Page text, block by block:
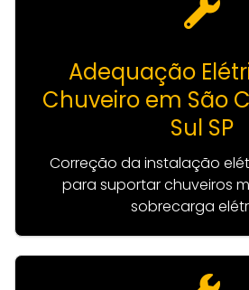
Adequação
Chuveiro em São
Sul SP
Correção da instalação
para suportar chuveiros
sobrecarga